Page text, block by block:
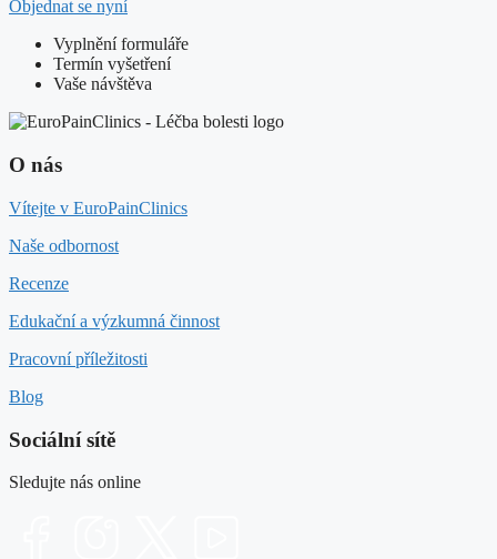
Objednat se nyní
Vyplnění formuláře
Termín vyšetření
Vaše návštěva
O nás
Vítejte v EuroPainClinics
Naše odbornost
Recenze
Edukační a výzkumná činnost
Pracovní příležitosti
Blog
Sociální sítě
Sledujte nás online